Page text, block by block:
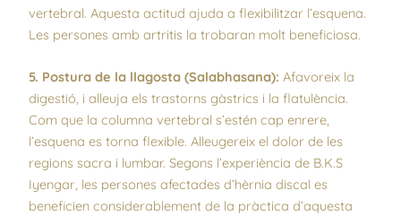
vertebral. Aquesta actitud ajuda a flexibilitzar l’esquena.
Les persones amb artritis la trobaran molt beneficiosa.
5. Postura de la llagosta (Salabhasana): Afavoreix la
digestió, i alleuja els trastorns gàstrics i la flatulència.
Com que la columna vertebral s’estén cap enrere,
l’esquena es torna flexible. Alleugereix el dolor de les
regions sacra i lumbar. Segons l’experiència de B.K.S
Iyengar, les persones afectades d’hèrnia discal es
beneficien considerablement de la pràctica d’aquesta